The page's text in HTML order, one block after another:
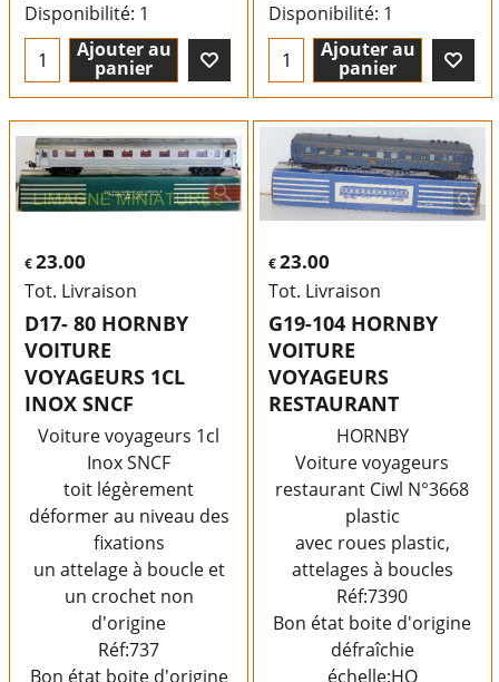
Disponibilité: 1
Ajouter au
panier
Disponibilité: 1
Ajouter au
panier
€23.00
Tot. Livraison
D17- 80 HORNBY
VOITURE
VOYAGEURS 1CL
INOX SNCF
Voiture voyageurs 1cl
Inox SNCF
toit légèrement
déformer au niveau des
fixations
un attelage à boucle et
un crochet non
d'origine
Réf:737
Bon état boite d'origine
€23.00
Tot. Livraison
G19-104 HORNBY
VOITURE
VOYAGEURS
RESTAURANT
HORNBY
Voiture voyageurs
restaurant Ciwl N°3668
plastic
avec roues plastic,
attelages à boucles
Réf:7390
Bon état boite d'origine
défraîchie
échelle:HO